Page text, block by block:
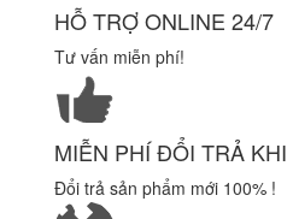
HỖ TRỢ ONLINE 24/7
Tư vấn miễn phí!
MIỄN PHÍ ĐỔI TRẢ KHI
Đổi trả sản phẩm mới 100% !